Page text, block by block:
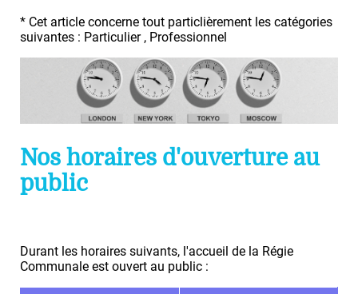
* Cet article concerne tout particlièrement les catégories
suivantes : Particulier , Professionnel
Nos horaires d'ouverture au
public
Durant les horaires suivants, l'accueil de la Régie
Communale est ouvert au public :